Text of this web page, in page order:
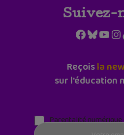
Suivez-
Facebook
Reçoisla
sur l'éducation
Parentalité numérique